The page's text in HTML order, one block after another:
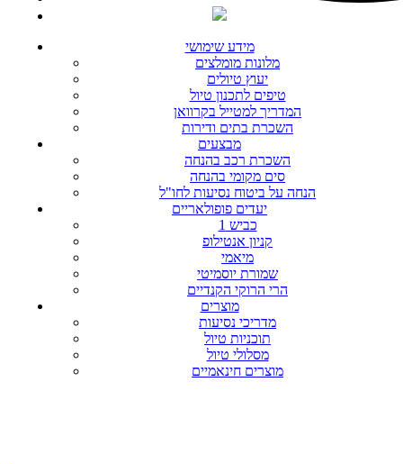
מידע שימושי
מלונות מומלצים
יעוץ טיולים
טיפים לתכנון טיול
המדריך למטייל בקרוואן
השכרת בתים ודירות
מבצעים
השכרת רכב בהנחה
סים מקומי בהנחה
הנחה על ביטוח נסיעות לחו"ל
יעדים פופולאריים
כביש 1
קניון אנטילופ
מיאמי
שמורת יוסמיטי
הרי הרוקי הקנדיים
מוצרים
מדריכי נסיעות
תוכניות טיול
מסלולי טיול
מוצרים חינאמיים